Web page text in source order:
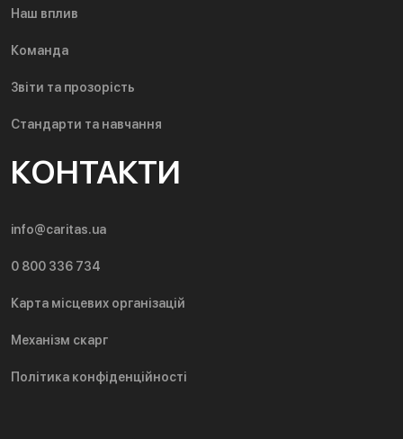
Наш вплив
Команда
Звіти та прозорість
Стандарти та навчання
КОНТАКТИ
info@caritas.ua
0 800 336 734
Карта місцевих організацій
Механізм скарг
Політика конфіденційності